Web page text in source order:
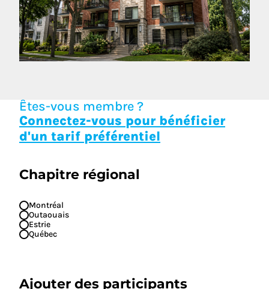
Êtes-vous membre ?
Connectez-vous pour bénéficier
d'un tarif préférentiel
Chapitre régional
Montréal
Outaouais
Estrie
Québec
Ajouter des participants